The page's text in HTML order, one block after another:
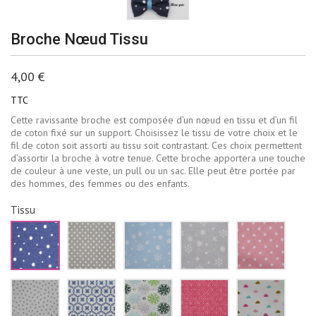
Broche Nœud Tissu
4,00 €
TTC
Cette ravissante broche est composée d’un nœud en tissu et d’un fil
de coton fixé sur un support. Choisissez le tissu de votre choix et le
fil de coton soit assorti au tissu soit contrastant. Ces choix permettent
d’assortir la broche à votre tenue. Cette broche apportera une touche
de couleur à une veste, un pull ou un sac. Elle peut être portée par
des hommes, des femmes ou des enfants.
Tissu
Bleu
marine
pois
blancs
Beige
pois
blancs
flocons
neige
blancs
Gris
pâle
flocons
neige
blancs
étoiles
Blanc
triangles
gris
Blanc
fleurs
bleu
Blanc
fleur
vertes
Rouge
losanges
blancs